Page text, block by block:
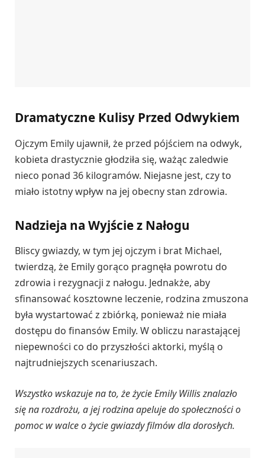
Dramatyczne Kulisy Przed Odwykiem
Ojczym Emily ujawnił, że przed pójściem na odwyk,
kobieta drastycznie głodziła się, ważąc zaledwie
nieco ponad 36 kilogramów. Niejasne jest, czy to
miało istotny wpływ na jej obecny stan zdrowia.
Nadzieja na Wyjście z Nałogu
Bliscy gwiazdy, w tym jej ojczym i brat Michael,
twierdzą, że Emily gorąco pragnęła powrotu do
zdrowia i rezygnacji z nałogu. Jednakże, aby
sfinansować kosztowne leczenie, rodzina zmuszona
była wystartować z zbiórką, ponieważ nie miała
dostępu do finansów Emily. W obliczu narastającej
niepewności co do przyszłości aktorki, myślą o
najtrudniejszych scenariuszach.
Wszystko wskazuje na to, że życie Emily Willis znalazło
się na rozdrożu, a jej rodzina apeluje do społeczności o
pomoc w walce o życie gwiazdy filmów dla dorosłych.